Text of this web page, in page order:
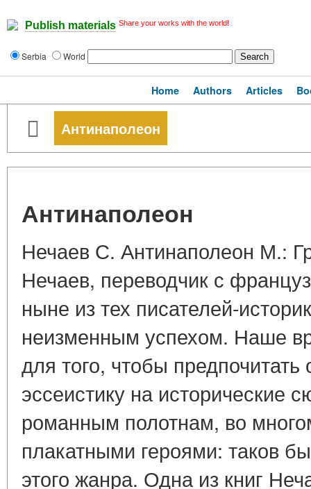
Publish materials Share your works with the world!
Serbia World
Home Authors Articles
Антинаполеон
Антинаполеон
Нечаев С. Антинаполеон М.:
Нечаев, переводчик с
ныне из тех писателей-
неизменным успехом. Наше
для того, чтобы
эссеистику на исторические
романным полотнам, во
плакатными героями: таков
этого жанра. Одна из книг